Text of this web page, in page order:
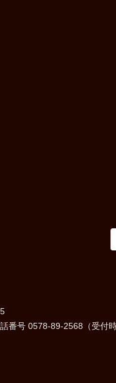
番号 0578-89-2568（受付